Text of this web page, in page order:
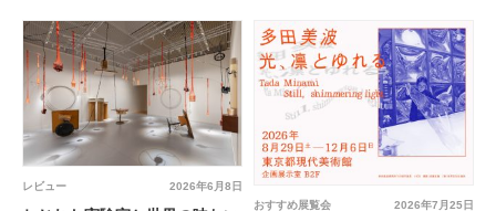
2026年6月8日
レビュー
2026年7月25日
おすすめ展覧会